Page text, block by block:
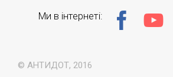
© АНТИДОТ, 2016
Ми в інтернеті: